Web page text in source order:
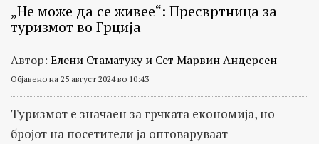
„Не може да се живее“: Пресвртница за
туризмот во Грција
Автор: Елени Стаматуку и Сет Марвин Андерсен
Објавено на 25 август 2024 во 10:43
Туризмот е значаен за грчката економија, но
бројот на посетители ја оптоваруваaт